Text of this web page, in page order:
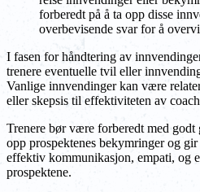
forberedt på å ta opp disse
overbevisende svar for å
I fasen for håndtering av
trenere eventuelle tvil eller
Vanlige innvendinger kan være
eller skepsis til effektiviteten av
Trenere bør være forberedt med godt
opp prospektenes bekymringer og
effektiv kommunikasjon, empati, og
prospektene.